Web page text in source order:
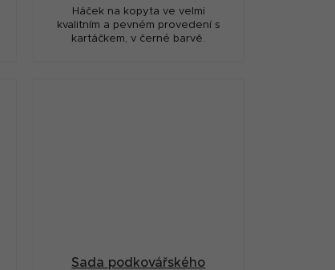
Háček na kopyta ve velmi
kvalitním a pevném provedení s
kartáčkem, v černé barvě.
Sada podkovářského